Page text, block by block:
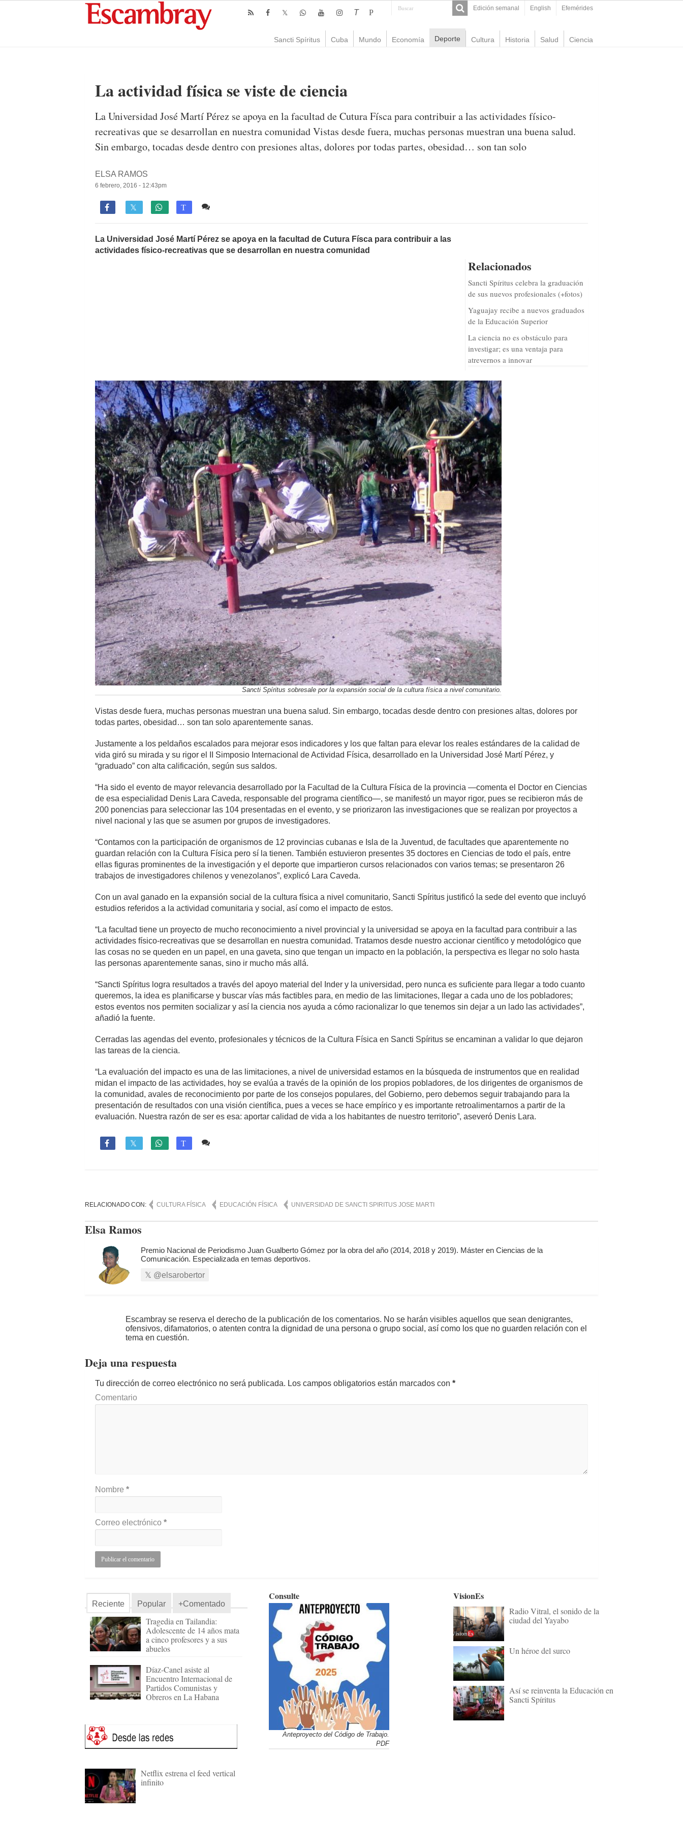
Edición semanal English Efemérides
T P
Sancti Spíritus Cuba Mundo Economía Deporte Cultura Historia Salud Ciencia
La actividad física se viste de ciencia
La Universidad José Martí Pérez se apoya en la facultad de Cutura Físca para contribuir a las actividades físico-
recreativas que se desarrollan en nuestra comunidad Vistas desde fuera, muchas personas muestran una buena salud.
Sin embargo, tocadas desde dentro con presiones altas, dolores por todas partes, obesidad… son tan solo
ELSA RAMOS
6 febrero, 2016 - 12:43pm
 T
Relacionados
Sancti Spíritus celebra la graduación
de sus nuevos profesionales (+fotos)
Yaguajay recibe a nuevos graduados
de la Educación Superior
La ciencia no es obstáculo para
investigar; es una ventaja para
atrevernos a innovar
La Universidad José Martí Pérez se apoya en la facultad de Cutura Físca para contribuir a las
actividades físico-recreativas que se desarrollan en nuestra comunidad
Sancti Spíritus sobresale por la expansión social de la cultura física a nivel comunitario.
Vistas desde fuera, muchas personas muestran una buena salud. Sin embargo, tocadas desde dentro con presiones altas, dolores por
todas partes, obesidad… son tan solo aparentemente sanas.
Justamente a los peldaños escalados para mejorar esos indicadores y los que faltan para elevar los reales estándares de la calidad de
vida giró su mirada y su rigor el II Simposio Internacional de Actividad Física, desarrollado en la Universidad José Martí Pérez, y
“graduado” con alta calificación, según sus saldos.
“Ha sido el evento de mayor relevancia desarrollado por la Facultad de la Cultura Física de la provincia —comenta el Doctor en Ciencias
de esa especialidad Denis Lara Caveda, responsable del programa científico—, se manifestó un mayor rigor, pues se recibieron más de
200 ponencias para seleccionar las 104 presentadas en el evento, y se priorizaron las investigaciones que se realizan por proyectos a
nivel nacional y las que se asumen por grupos de investigadores.
“Contamos con la participación de organismos de 12 provincias cubanas e Isla de la Juventud, de facultades que aparentemente no
guardan relación con la Cultura Física pero sí la tienen. También estuvieron presentes 35 doctores en Ciencias de todo el país, entre
ellas figuras prominentes de la investigación y el deporte que impartieron cursos relacionados con varios temas; se presentaron 26
trabajos de investigadores chilenos y venezolanos”, explicó Lara Caveda.
Con un aval ganado en la expansión social de la cultura física a nivel comunitario, Sancti Spíritus justificó la sede del evento que incluyó
estudios referidos a la actividad comunitaria y social, así como el impacto de estos.
“La facultad tiene un proyecto de mucho reconocimiento a nivel provincial y la universidad se apoya en la facultad para contribuir a las
actividades físico-recreativas que se desarrollan en nuestra comunidad. Tratamos desde nuestro accionar científico y metodológico que
las cosas no se queden en un papel, en una gaveta, sino que tengan un impacto en la población, la perspectiva es llegar no solo hasta
las personas aparentemente sanas, sino ir mucho más allá.
“Sancti Spíritus logra resultados a través del apoyo material del Inder y la universidad, pero nunca es suficiente para llegar a todo cuanto
queremos, la idea es planificarse y buscar vías más factibles para, en medio de las limitaciones, llegar a cada uno de los pobladores;
estos eventos nos permiten socializar y así la ciencia nos ayuda a cómo racionalizar lo que tenemos sin dejar a un lado las actividades”,
añadió la fuente.
Cerradas las agendas del evento, profesionales y técnicos de la Cultura Física en Sancti Spíritus se encaminan a validar lo que dejaron
las tareas de la ciencia.
“La evaluación del impacto es una de las limitaciones, a nivel de universidad estamos en la búsqueda de instrumentos que en realidad
midan el impacto de las actividades, hoy se evalúa a través de la opinión de los propios pobladores, de los dirigentes de organismos de
la comunidad, avales de reconocimiento por parte de los consejos populares, del Gobierno, pero debemos seguir trabajando para la
presentación de resultados con una visión científica, pues a veces se hace empírico y es importante retroalimentarnos a partir de la
evaluación. Nuestra razón de ser es esa: aportar calidad de vida a los habitantes de nuestro territorio”, aseveró Denis Lara.
 T
RELACIONADO CON: CULTURA FÍSICA EDUCACIÓN FÍSICA UNIVERSIDAD DE SANCTI SPIRITUS JOSE MARTI
Elsa Ramos
Premio Nacional de Periodismo Juan Gualberto Gómez por la obra del año (2014, 2018 y 2019). Máster en Ciencias de la
Comunicación. Especializada en temas deportivos.
@elsarobertor
Escambray se reserva el derecho de la publicación de los comentarios. No se harán visibles aquellos que sean denigrantes,
ofensivos, difamatorios, o atenten contra la dignidad de una persona o grupo social, así como los que no guarden relación con el
tema en cuestión.
Deja una respuesta
Tu dirección de correo electrónico no será publicada. Los campos obligatorios están marcados con *
Comentario
Nombre *
Correo electrónico *
Reciente Popular +Comentado
Tragedia en Tailandia:
Adolescente de 14 años mata
a cinco profesores y a sus
abuelos
Díaz-Canel asiste al
Encuentro Internacional de
Partidos Comunistas y
Obreros en La Habana
Netflix estrena el feed vertical
infinito
Consulte
Anteproyecto del Código de Trabajo.
PDF
VisionEs
Radio Vitral, el sonido de la
ciudad del Yayabo
Un héroe del surco
Así se reinventa la Educación en
Sancti Spíritus